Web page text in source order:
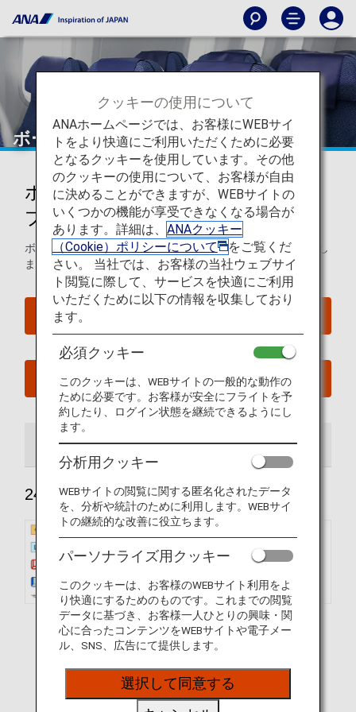
ボーイング787-8（788）
ボーイング787-8 (788)シートマッ
プ
ボーイング787-8 (788)のシートマップについてご案内いたし
ます。
今すぐ予約
240席 184席
240席
クッキーの使用について
ANAホームページでは、お客様にWEBサイ
トをより快適にご利用いただくために必要
となるクッキーを使用しています。その他
のクッキーの使用について、お客様が自由
に決めることができますが、WEBサイトの
いくつかの機能が享受できなくなる場合が
あります。詳細は、 ANAクッキー
（Cookie）ポリシーについて
をご覧くだ
さい。 当社では、お客様の当社ウェブサイ
ト閲覧に際して、サービスを快適にご利用
いただくために以下の情報を収集しており
ます。
必須クッキー
このクッキーは、WEBサイトの一般的な動作の
ために必要です。お客様が安全にフライトを予
約したり、ログイン状態を継続できるようにし
ます。
分析用クッキー
WEBサイトの閲覧に関する匿名化されたデータ
を、分析や統計のために利用します。WEBサイ
トの継続的な改善に役立ちます。
パーソナライズ用クッキー
このクッキーは、お客様のWEBサイト利用をよ
り快適にするためのものです。これまでの閲覧
データに基づき、お客様一人ひとりの興味・関
心に合ったコンテンツをWEBサイトや電子メー
ル、SNS、広告にて提供します。
選択して同意する